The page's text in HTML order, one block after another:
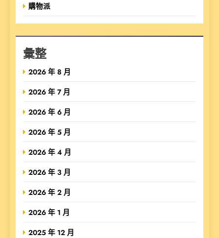
購物派
彙整
2026 年 8 月
2026 年 7 月
2026 年 6 月
2026 年 5 月
2026 年 4 月
2026 年 3 月
2026 年 2 月
2026 年 1 月
2025 年 12 月